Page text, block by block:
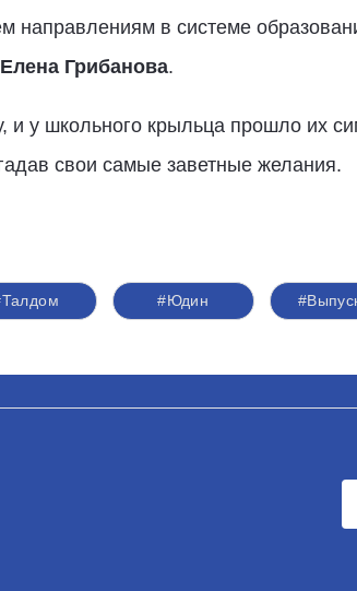
направлениям в системе
Елена Грибанова.
и у школьного крыльца прошло их
свои самые заветные желания.
#Юдин